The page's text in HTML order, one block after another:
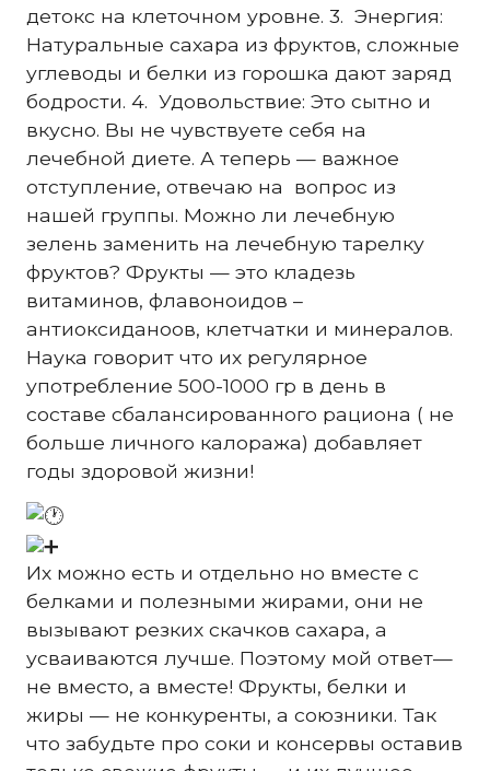
детокс на клеточном уровне. 3. Энергия:
Натуральные сахара из фруктов, сложные
углеводы и белки из горошка дают заряд
бодрости. 4. Удовольствие: Это сытно и
вкусно. Вы не чувствуете себя на
лечебной диете. А теперь — важное
отступление, отвечаю на вопрос из
нашей группы. Можно ли лечебную
зелень заменить на лечебную тарелку
фруктов? Фрукты — это кладезь
витаминов, флавоноидов –
антиоксиданоов, клетчатки и минералов.
Наука говорит что их регулярное
употребление 500-1000 гр в день в
составе сбалансированного рациона ( не
больше личного калоража) добавляет
годы здоровой жизни!
Их можно есть и отдельно но вместе с
белками и полезными жирами, они не
вызывают резких скачков сахара, а
усваиваются лучше. Поэтому мой ответ—
не вместо, а вместе! Фрукты, белки и
жиры — не конкуренты, а союзники. Так
что забудьте про соки и консервы оставив